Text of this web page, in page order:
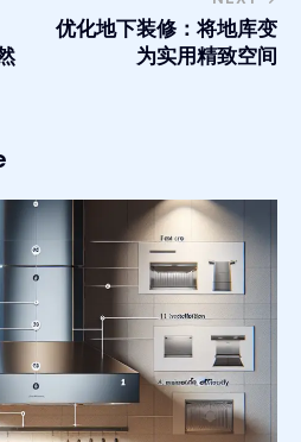
优化地下装修：将地库变
为实用精致空间